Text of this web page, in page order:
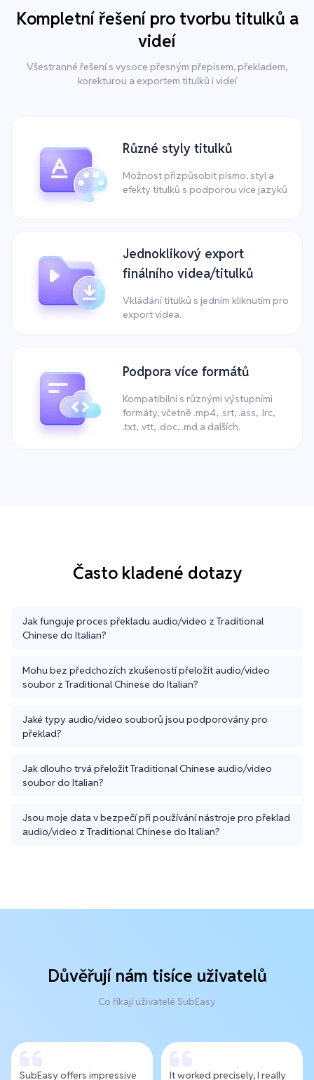
Kompletní řešení pro tvorbu titulků a
videí
Všestranné řešení s vysoce přesným přepisem, překladem,
korekturou a exportem titulků i videí
Různé styly titulků
Možnost přizpůsobit písmo, styl a
efekty titulků s podporou více jazyků
Jednoklikový export
finálního videa/titulků
Vkládání titulků s jedním kliknutím pro
export videa.
Podpora více formátů
Kompatibilní s různými výstupními
formáty, včetně .mp4, .srt, .ass, .lrc,
.txt, .vtt, .doc, .md a dalších.
Často kladené dotazy
Jak funguje proces překladu audio/video z Traditional
Chinese do Italian?
Mohu bez předchozích zkušeností přeložit audio/video
soubor z Traditional Chinese do Italian?
Jaké typy audio/video souborů jsou podporovány pro
překlad?
Jak dlouho trvá přeložit Traditional Chinese audio/video
soubor do Italian?
Jsou moje data v bezpečí při používání nástroje pro překlad
audio/video z Traditional Chinese do Italian?
Důvěřují nám tisíce uživatelů
Co říkají uživatelé SubEasy
SubEasy offers impressive It worked precisely, I really